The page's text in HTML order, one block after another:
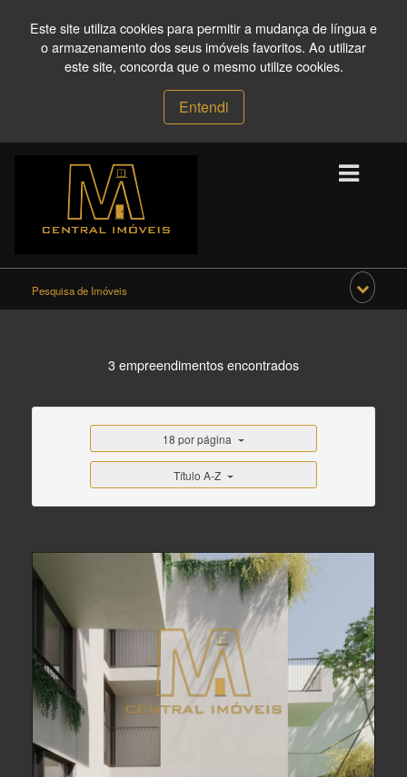
Este site utiliza cookies para permitir a mudança de língua e
o armazenamento dos seus imóveis favoritos. Ao utilizar
este site, concorda que o mesmo utilize cookies.
Entendi
Pesquisa de Imóveis
3 empreendimentos encontrados
18 por página
Título A-Z